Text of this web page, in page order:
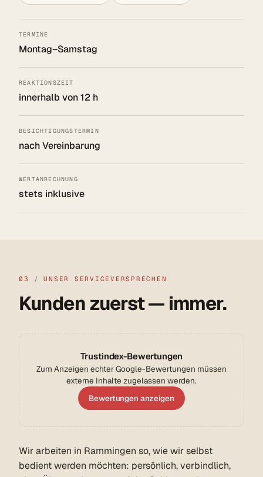
TERMINE
Montag–Samstag
REAKTIONSZEIT
innerhalb von 12 h
BESICHTIGUNGSTERMIN
nach Vereinbarung
WERTANRECHNUNG
stets inklusive
03 / UNSER SERVICEVERSPRECHEN
Kunden zuerst — immer.
Trustindex-Bewertungen
Zum Anzeigen echter Google-Bewertungen müssen
externe Inhalte zugelassen werden.
Bewertungen anzeigen
Wir arbeiten in Rammingen so, wie wir selbst
bedient werden möchten: persönlich, verbindlich,